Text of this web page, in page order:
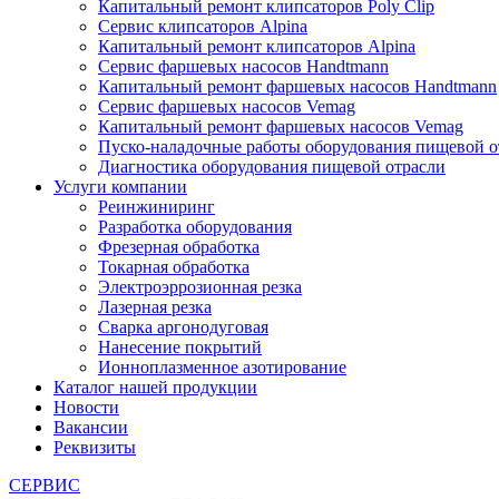
Капитальный ремонт клипсаторов Poly Clip
Сервис клипсаторов Alpina
Капитальный ремонт клипсаторов Alpina
Сервис фаршевых насосов Handtmann
Капитальный ремонт фаршевых насосов Handtmann
Сервис фаршевых насосов Vemag
Капитальный ремонт фаршевых насосов Vemag
Пуско-наладочные работы оборудования пищевой
Диагностика оборудования пищевой отрасли
Услуги компании
Реинжиниринг
Разработка оборудования
Фрезерная обработка
Токарная обработка
Электроэррозионная резка
Лазерная резка
Сварка аргонодуговая
Нанесение покрытий
Ионноплазменное азотирование
Каталог нашей продукции
Новости
Вакансии
Реквизиты
СЕРВИС